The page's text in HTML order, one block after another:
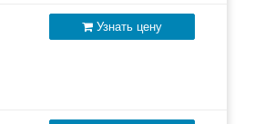
Узнать цену